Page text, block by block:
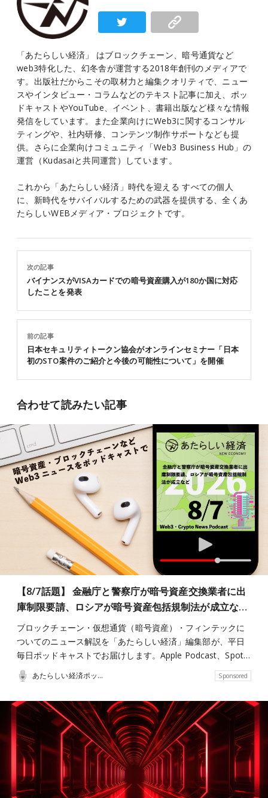
「あたらしい経済」 はブロックチェーン、暗号通貨など
web3特化した、幻冬舎が運営する2018年創刊のメディアで
す。出版社だからこその取材力と編集クオリティで、ニュー
スやインタビュー・コラムなどのテキスト記事に加え、ポッ
ドキャストやYouTube、イベント、書籍出版など様々な情報
発信をしています。また企業向けにWeb3に関するコンサル
ティングや、社内研修、コンテンツ制作サポートなども提
供。さらに企業向けコミュニティ「Web3 Business Hub」の
運営（Kudasaiと共同運営）しています。
これから「あたらしい経済」時代を迎える すべての個人
に、新時代をサバイバルするための武器を提供する、全くあ
たらしいWEBメディア・プロジェクトです。
前の記事
日本セキュリティトークン協会がオンラインセミナー「日本
初のSTO案件のご紹介と今後の可能性について」を開催
次の記事
バイナンスがVISAカードでの暗号資産購入が180か国に対応
したことを発表
合わせて読みたい記事
【8/7話題】 金融庁と警察庁が暗号資産交換業者に出
庫制限要請、ロシアが暗号資産包括規制法が成立な…
ブロックチェーン・仮想通貨（暗号資産）・フィンテックに
ついてのニュース解説を「あたらしい経済」編集部が、平日
毎日ポッドキャストでお届けします。Apple Podcast、Spot…
あたらしい経済ポッドキャスト Sponsored